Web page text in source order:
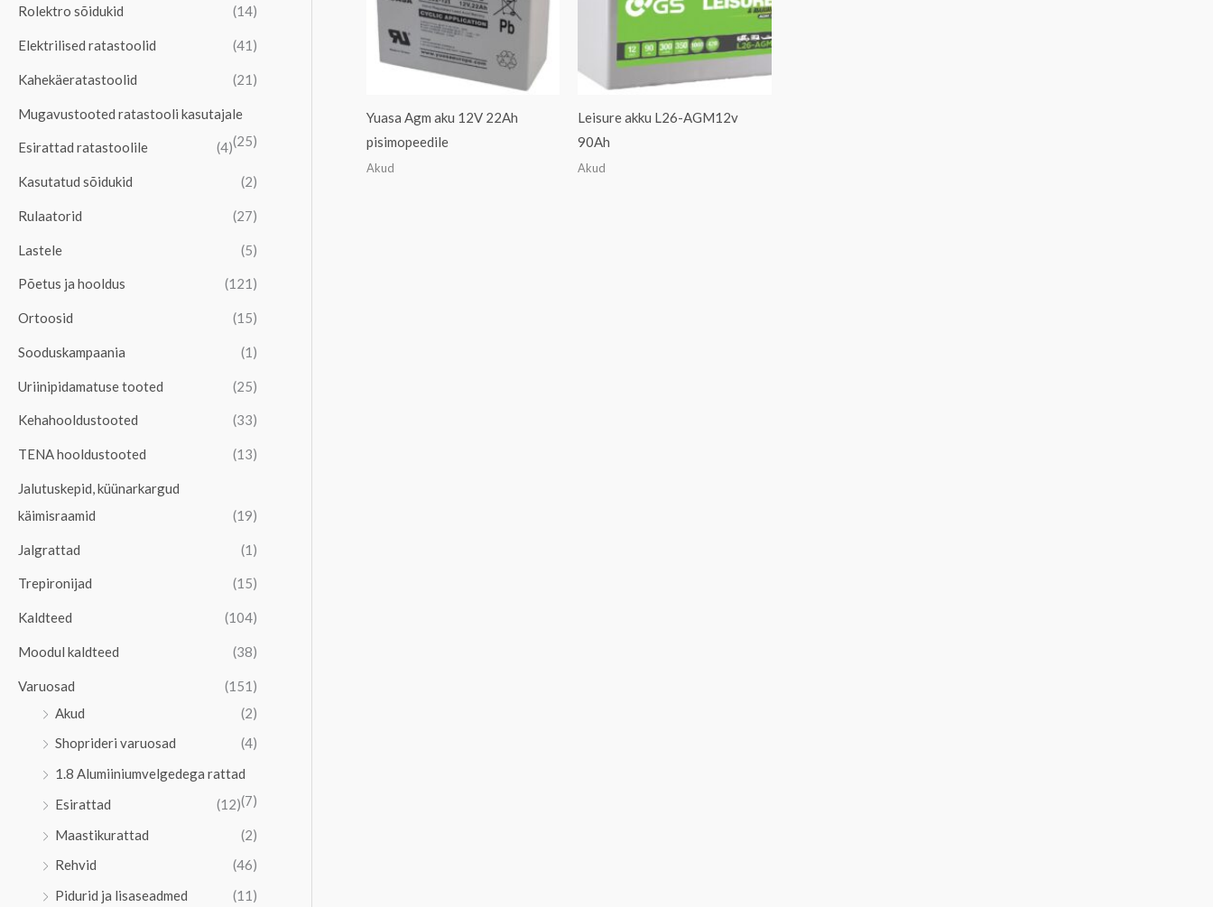
Rolektro sõidukid (14)
Elektrilised ratastoolid (41)
Kahekäeratastoolid (21)
Mugavustooted ratastooli kasutajale
(25)
Esirattad ratastoolile (4)
Kasutatud sõidukid (2)
Rulaatorid (27)
Lastele (5)
Põetus ja hooldus (121)
Ortoosid (15)
Sooduskampaania (1)
Uriinipidamatuse tooted (25)
Kehahooldustooted (33)
TENA hooldustooted (13)
Jalutuskepid, küünarkargud
käimisraamid
(19)
Jalgrattad (1)
Trepironijad (15)
Kaldteed (104)
Moodul kaldteed (38)
Varuosad
(151)
Akud
(2)
Shoprideri varuosad
(4)
1.8 Alumiiniumvelgedega rattad
(7)
Esirattad
(12)
Maastikurattad
(2)
Rehvid
(46)
Pidurid ja lisaseadmed
(11)
Yuasa Agm aku 12V 22Ah
pisimopeedile
Akud
Leisure akku L26-AGM12v
90Ah
Akud